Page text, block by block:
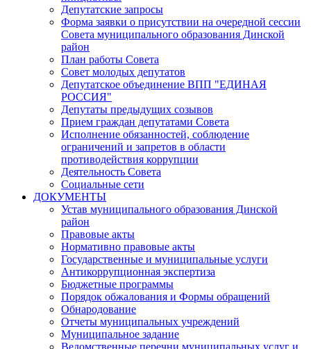
Депутатские запросы
Форма заявки о присутствии на очередной сессии
Совета муниципального образования Динской
район
План работы Совета
Совет молодых депутатов
Депутатское объединение ВПП "ЕДИНАЯ
РОССИЯ"
Депутаты предыдущих созывов
Прием граждан депутатами Совета
Исполнение обязанностей, соблюдение
ограничений и запретов в области
противодействия коррупции
Деятельность Совета
Социальные сети
ДОКУМЕНТЫ
Устав муниципального образования Динской
район
Правовые акты
Нормативно правовые акты
Государственные и муниципальные услуги
Антикоррупционная экспертиза
Бюджетные программы
Порядок обжалования и Формы обращений
Обнародование
Отчеты муниципальных учреждений
Муниципальное задание
Ведомственные перечни муниципальных услуг и